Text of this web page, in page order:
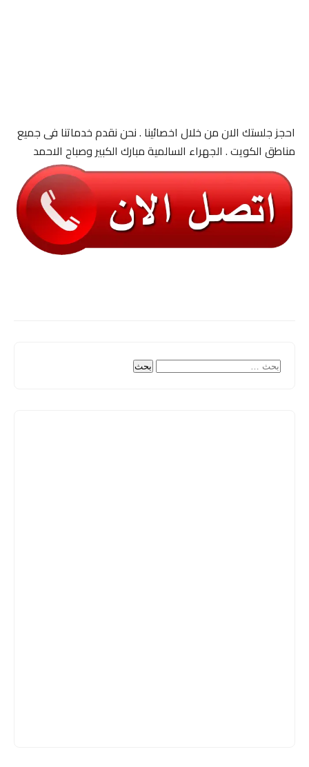
احجز جلستك الان من خلال اخصائينا . نحن نقدم خدماتنا فى جميع
مناطق الكويت . الجهراء السالمية مبارك الكبير وصباح الاحمد
البحث